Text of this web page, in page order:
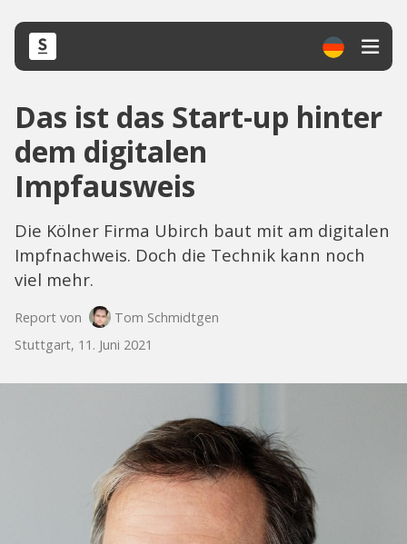
Das ist das Start-up hinter
dem digitalen
Impfausweis
Die Kölner Firma Ubirch baut mit am digitalen
Impfnachweis. Doch die Technik kann noch
viel mehr.
Report von
Tom Schmidtgen
Stuttgart, 11. Juni 2021